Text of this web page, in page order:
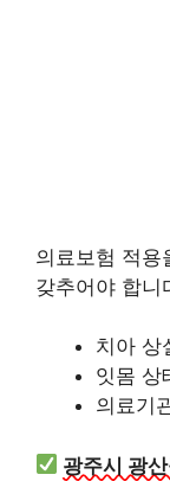
의료보험 적용
갖추어야 합니
치아 상
잇몸 상
의료기
광주시 광